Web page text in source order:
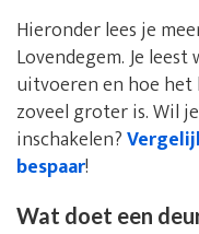
Hieronder lees je
Lovendegem. Je
uitvoeren en hoe
zoveel groter is. Wil
inschakelen?
bespaar!
Wat doet een